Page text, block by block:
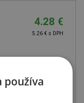
4.28 €
5.26 € s DPH
50 ks
používa